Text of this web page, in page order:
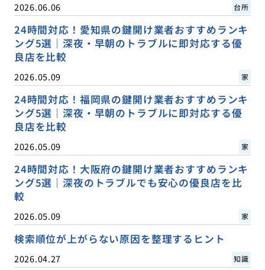
2026.06.06 台所
24時間対応！愛知県の鍵開け業者おすすめランキ
ング5選｜深夜・早朝のトラブルに即対応する優
良店を比較
2026.05.09 家
24時間対応！福岡県の鍵開け業者おすすめランキ
ング5選｜深夜・早朝のトラブルに即対応する優
良店を比較
2026.05.09 家
24時間対応！大阪府の鍵開け業者おすすめランキ
ング5選｜深夜のトラブルでも安心の優良店を比
較
2026.05.09 家
検索順位が上がらない原因を整理するヒント
2026.04.27 知識